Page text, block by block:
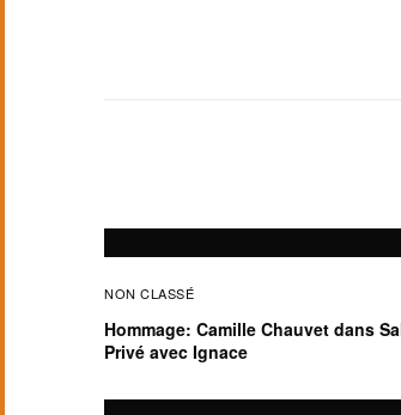
NON CLASSÉ
Hommage: Camille Chauvet dans
Privé avec Ignace